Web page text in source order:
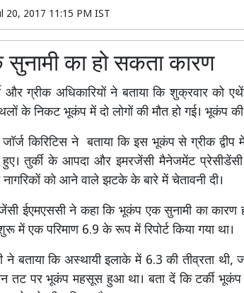
20, 2017 11:15 PM IST
का हो सकता कारण
और ग्रीक अधिकारियों ने बताया कि शुक्रवार को
के निकट भूकंप में दो लोगों की मौत हो गई। भूकंप की
किरिटिस ने बताया कि इस भूकंप से ग्रीक
तुर्की के आपदा और इमरजेंसी मैनेजमेंट
को आने वाले झटके के बारे में चेतावनी दी।
ईएमएससी ने कहा कि भूकंप एक सुनामी का कारण
में एक परिमाण 6.9 के रूप में रिपोर्ट किया गया था।
ने बताया कि अस्थायी इलाके में 6.3 की तीव्रता थी,
तट पर भूकंप महसूस हुआ था। बता दें कि टर्की